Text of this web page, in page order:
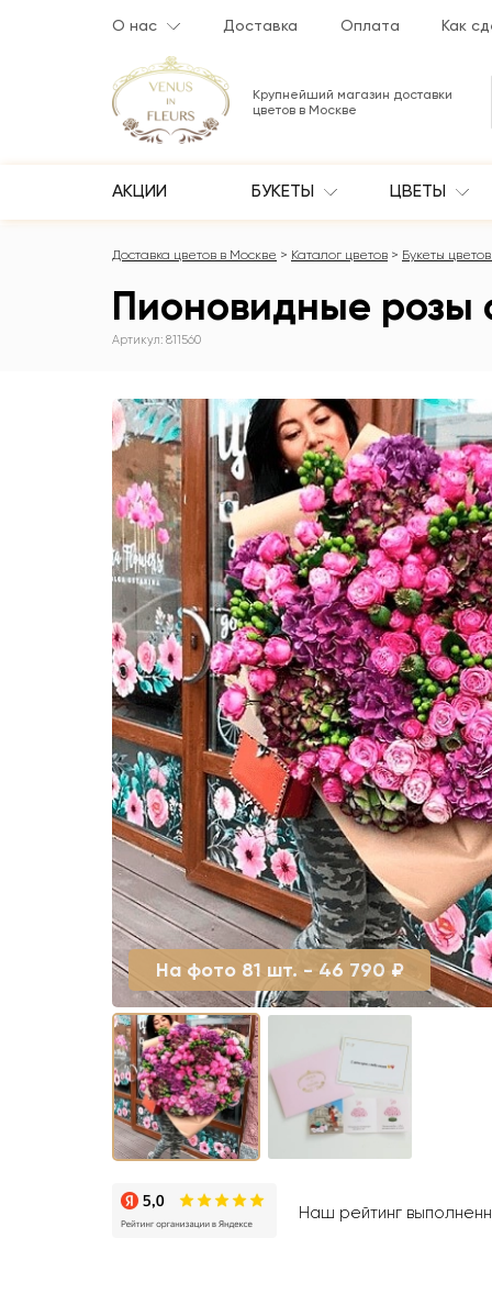
О нас Доставка Оплата Как
Крупнейший магазин доставки
цветов в Москве
АКЦИИ БУКЕТЫ ЦВЕТЫ
Доставка цветов в Москве Каталог цветов Букеты
Пионовидные розы
Артикул: 811560
На фото 81 шт. - 46 790 ₽
Наш рейтинг